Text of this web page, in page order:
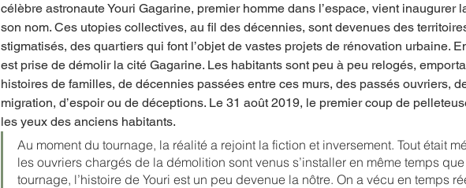
célèbre astronaute Youri Gagarine, premier homme dans l’espace, vient inaugurer
son nom. Ces utopies collectives, au fil des décennies, sont devenues des
stigmatisés, des quartiers qui font l’objet de vastes projets de rénovation urbaine.
est prise de démolir la cité Gagarine. Les habitants sont peu à peu relogés,
histoires de familles, de décennies passées entre ces murs, des passés ouvriers,
migration, d’espoir ou de déceptions. Le 31 août 2019, le premier coup de
les yeux des anciens habitants.
Au moment du tournage, la réalité a rejoint la fiction et inversement. Tout était
les ouvriers chargés de la démolition sont venus s’installer en même temps
tournage, l’histoire de Youri est un peu devenue la nôtre. On a vécu en temps